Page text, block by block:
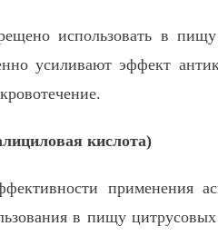
использовать в
усиливают эффект
кислота)
применения
в пищу